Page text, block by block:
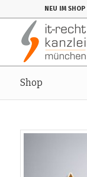
NEU IM SHOP
Shop